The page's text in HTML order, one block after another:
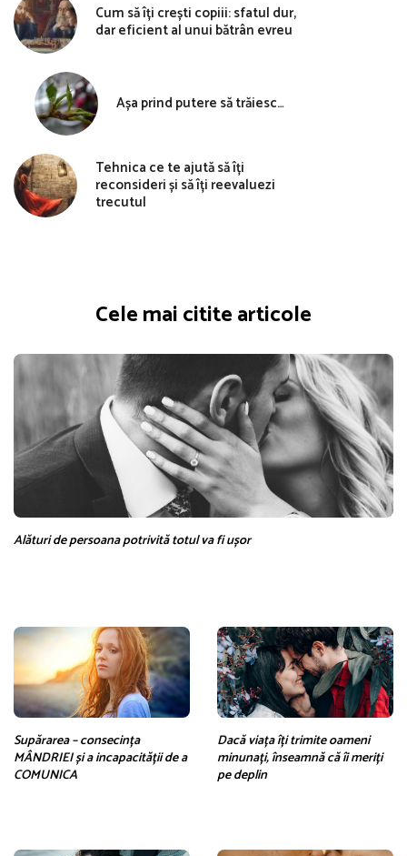
Cum să îți crești copiii: sfatul dur,
dar eficient al unui bătrân evreu
Așa prind putere să trăiesc…
Tehnica ce te ajută să îți
reconsideri și să îți reevaluezi
trecutul
Cele mai citite articole
Alături de persoana potrivită totul va fi ușor
Supărarea – consecința
MÂNDRIEI și a incapacității de a
COMUNICA
Dacă viața îți trimite oameni
minunați, înseamnă că îi meriți
pe deplin